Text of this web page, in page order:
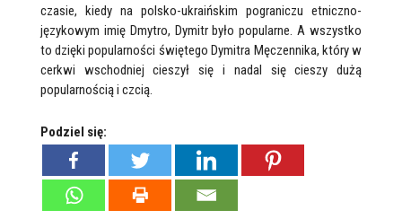
czasie, kiedy na polsko-ukraińskim pograniczu etniczno-
językowym imię Dmytro, Dymitr było popularne. A wszystko
to dzięki popularności świętego Dymitra Męczennika, który w
cerkwi wschodniej cieszył się i nadal się cieszy dużą
popularnością i czcią.
Podziel się: